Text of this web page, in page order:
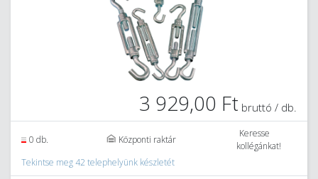
3 929,00 Ft bruttó / db.
0 db. Központi raktár
Keresse
kollégánkat!
Tekintse meg 42 telephelyünk készletét